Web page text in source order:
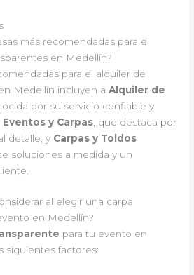
más recomendadas para el
en Medellín?
para el alquiler de
Medellín incluyen aAlquiler de
por su servicio confiable y
Eventos y Carpas , que destaca por
detalle; y Carpas y Toldos
soluciones a medida y un
al elegir una carpa
en Medellín?
para tu evento en
siguientes factores: